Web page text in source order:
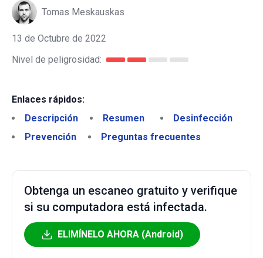
Tomas Meskauskas
13 de Octubre de 2022
Nivel de peligrosidad:
Enlaces rápidos:
Descripción
Resumen
Desinfección
Prevención
Preguntas frecuentes
Obtenga un escaneo gratuito y verifique
si su computadora está infectada.
ELIMÍNELO AHORA (Android)